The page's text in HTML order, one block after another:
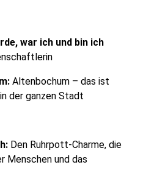
war ich und bin ich
Altenbochum – das ist
der ganzen Stadt
Den Ruhrpott-Charme, die
Menschen und das